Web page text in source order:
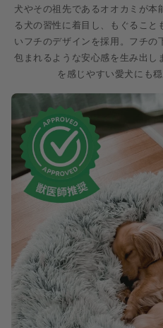
犬やその祖先であるオオカミが本
る犬の習性に着目し、もぐるこ
いフチのデザインを採用。フチの
包まれるような安心感を生み出し
を感じやすい愛犬にも